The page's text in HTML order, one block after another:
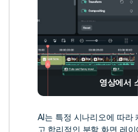
영상에서
AI는 특정 시나리오에 따라
고 합리적인 분할 화면 레